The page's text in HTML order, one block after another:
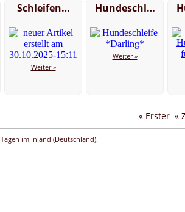
Schleifen…
Weiter »
Hundeschl…
Weiter »
« Erster «
im Inland (Deutschland).